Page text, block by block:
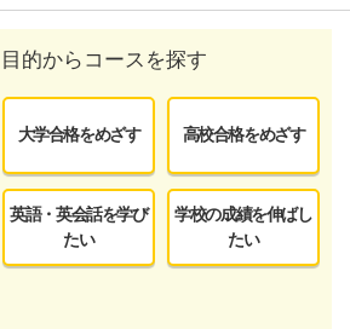
目的からコースを探す
大学合格をめざす 高校合格をめざす
英語・英会話を学び
たい
学校の成績を伸ばし
たい